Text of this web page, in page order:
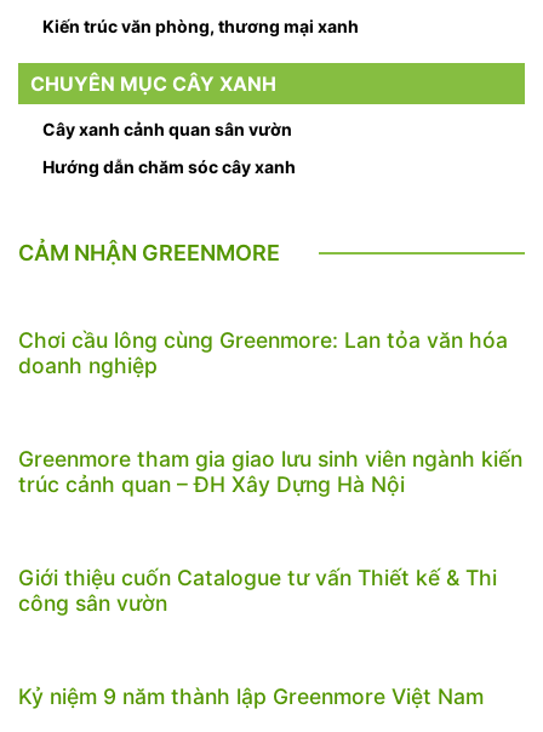
Kiến trúc văn phòng, thương mại xanh
CHUYÊN MỤC CÂY XANH
Cây xanh cảnh quan sân vườn
Hướng dẫn chăm sóc cây xanh
CẢM NHẬN GREENMORE
Chơi cầu lông cùng Greenmore: Lan tỏa văn hóa
doanh nghiệp
Greenmore tham gia giao lưu sinh viên ngành kiến
trúc cảnh quan – ĐH Xây Dựng Hà Nội
Giới thiệu cuốn Catalogue tư vấn Thiết kế & Thi
công sân vườn
Kỷ niệm 9 năm thành lập Greenmore Việt Nam